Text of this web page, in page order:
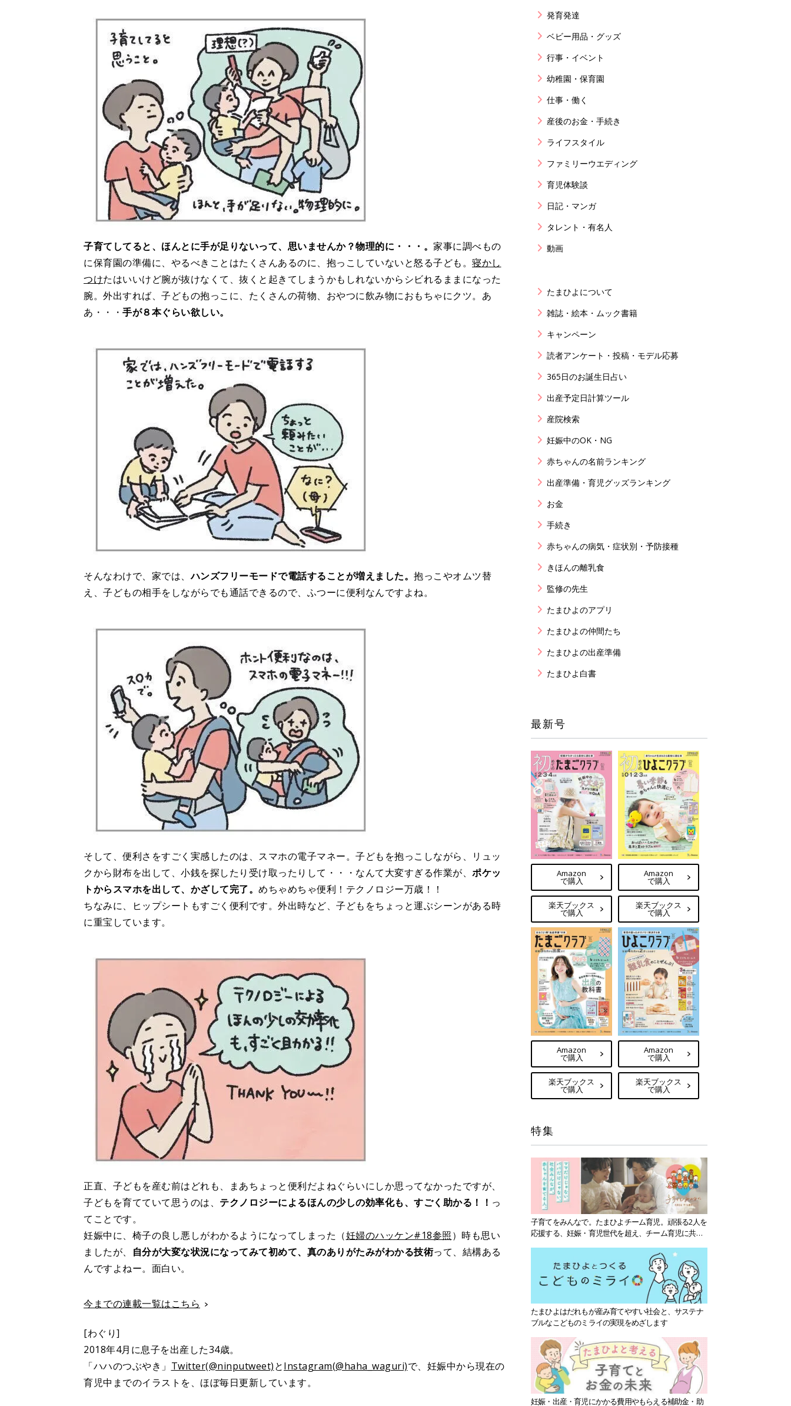
子育てしてると、ほんとに手が足りないって、思いませんか？物理的に・・・。 家事に調べもの
に保育園の準備に、やるべきことはたくさんあるのに、抱っこしていないと怒る子ども。 寝かし
つけたはいいけど腕が抜けなくて、抜くと起きてしまうかもしれないからシビれるままになった
腕。外出すれば、子どもの抱っこに、たくさんの荷物、おやつに飲み物におもちゃにクツ。あ
あ・・・ 手が８本ぐらい欲しい。
そんなわけで、家では、ハンズフリーモードで電話することが増えました。 抱っこやオムツ替
え、子どもの相手をしながらでも通話できるので、ふつーに便利なんですよね。
そして、便利さをすごく実感したのは、スマホの電子マネー。子どもを抱っこしながら、リュッ
クから財布を出して、小銭を探したり受け取ったりして・・・なんて大変すぎる作業が、 ポケッ
トからスマホを出して、かざして完了。 めちゃめちゃ便利！テクノロジー万歳！！
ちなみに、ヒップシートもすごく便利です。外出時など、子どもをちょっと運ぶシーンがある時
に重宝しています。
正直、子どもを産む前はどれも、まあちょっと便利だよねぐらいにしか思ってなかったですが、
子どもを育てていて思うのは、 テクノロジーによるほんの少しの効率化も、すごく助かる！！ っ
てことです。
妊娠中に、椅子の良し悪しがわかるようになってしまった（妊婦のハッケン#18参照）時も思い
ましたが、
自分が大変な状況になってみて初めて、真のありがたみがわかる技術って、結構ある
んですよねー。面白い。
今までの連載一覧はこちら
[わぐり]
2018年4月に息子を出産した34歳。
「ハハのつぶやき」 Twitter(@ninputweet)とInstagram(@haha_waguri)で、妊娠中から現在の
育児中までのイラストを、ほぼ毎日更新しています。
発育発達
ベビー用品・グッズ
行事・イベント
幼稚園・保育園
仕事・働く
産後のお金・手続き
ライフスタイル
ファミリーウエディング
育児体験談
日記・マンガ
タレント・有名人
動画
たまひよについて
雑誌・絵本・ムック書籍
キャンペーン
読者アンケート・投稿・モデル応募
365日のお誕生日占い
出産予定日計算ツール
産院検索
妊娠中のOK・NG
赤ちゃんの名前ランキング
出産準備・育児グッズランキング
お金
手続き
赤ちゃんの病気・症状別・予防接種
きほんの離乳食
監修の先生
たまひよのアプリ
たまひよの仲間たち
たまひよの出産準備
たまひよ白書
最新号
Amazon
で購入
楽天ブックス
で購入
Amazon
で購入
楽天ブックス
で購入
Amazon
で購入
楽天ブックス
で購入
Amazon
で購入
楽天ブックス
で購入
特集
子育てをみんなで。たまひよチーム育児。頑張る2人を
応援する、妊娠・育児世代を超え、チーム育児に共感
たまひよはだれもが産み育てやすい社会と、サステナ
ブルなこどものミライの実現をめざします
妊娠・出産・育児にかかる費用やもらえる補助金・助